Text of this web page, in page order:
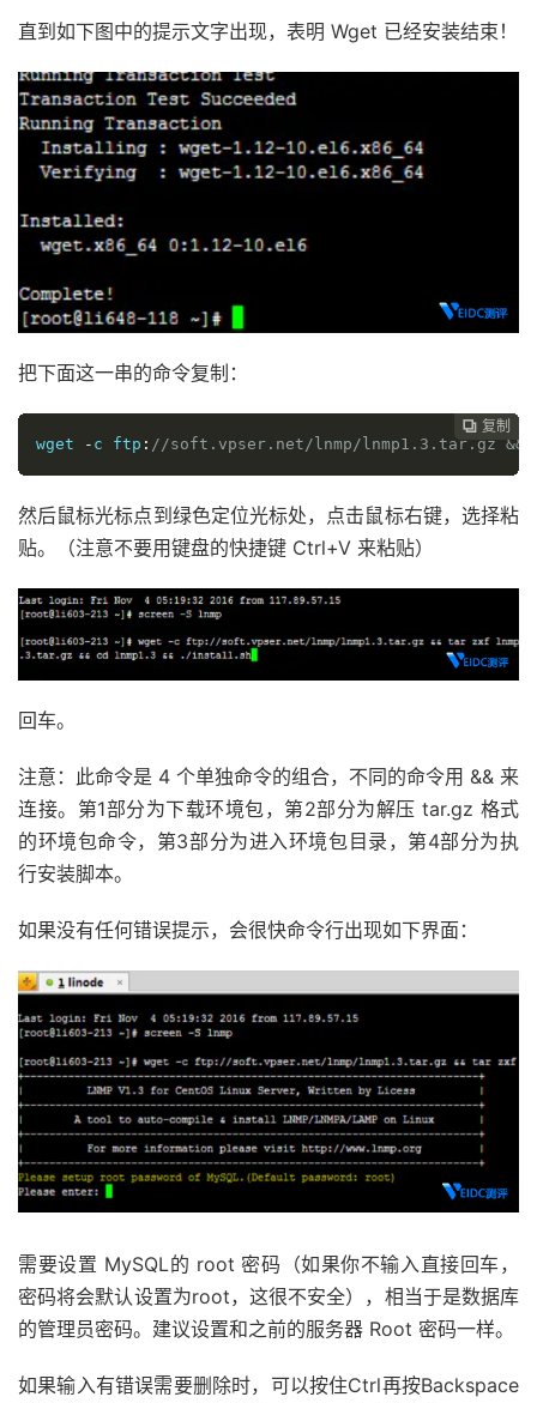
直到如下图中的提示文字出现，表明 Wget 已经安装结束！
把下面这一串的命令复制：
 复制
 复制
 复制
 复制
 复制
 复制
 复制
 复制
wget
- c ftp : //soft.vpser.net/lnmp/lnmp1.3.tar.gz
然后鼠标光标点到绿色定位光标处，点击鼠标右键，选择粘
贴。（注意不要用键盘的快捷键 Ctrl+V 来粘贴）
回车。
注意：此命令是 4 个单独命令的组合，不同的命令用 && 来
连接。第1部分为下载环境包，第2部分为解压 tar.gz 格式
的环境包命令，第3部分为进入环境包目录，第4部分为执
行安装脚本。
如果没有任何错误提示，会很快命令行出现如下界面：
需要设置 MySQL的 root 密码（如果你不输入直接回车，
密码将会默认设置为root，这很不安全），相当于是数据库
的管理员密码。建议设置和之前的服务器 Root 密码一样。
如果输入有错误需要删除时，可以按住Ctrl再按Backspace